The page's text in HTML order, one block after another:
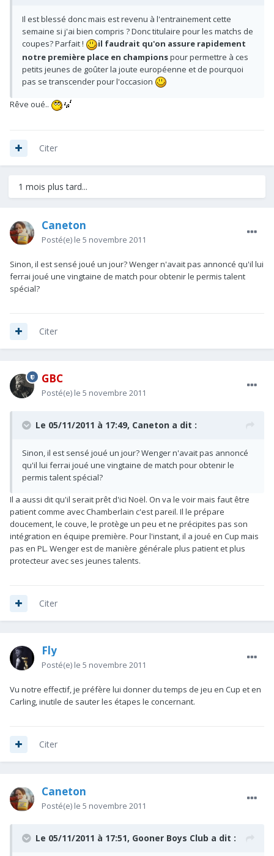
Il est blessé donc mais est revenu à l'entrainement cette
semaine si j'ai bien compris ? Donc titulaire pour les matchs de
coupes? Parfait !
il faudrait qu'on assure rapidement
notre première place en championspour permettre à ces
petits jeunes de goûter la joute européenne et de pourquoi
pas se transcender pour l'occasion
Rêve oué..
Citer
1 mois plus tard...
Caneton
Posté(e) le 5 novembre 2011
Sinon, il est sensé joué un jour? Wenger n'avait pas annoncé qu'il lui
ferrai joué une vingtaine de match pour obtenir le permis talent
spécial?
Citer
GBC
Posté(e) le 5 novembre 2011
Le 05/11/2011 à 17:49, Caneton a dit :
Sinon, il est sensé joué un jour? Wenger n'avait pas annoncé
qu'il lui ferrai joué une vingtaine de match pour obtenir le
permis talent spécial?
Il a aussi dit qu'il serait prêt d'ici Noël. On va le voir mais faut être
patient comme avec Chamberlain c'est pareil. Il le prépare
doucement, le couve, le protège un peu et ne précipites pas son
intégration en équipe première. Pour l'instant, il a joué en Cup mais
pas en PL. Wenger est de manière générale plus patient et plus
protecteur avec ses jeunes talents.
Citer
Fly
Posté(e) le 5 novembre 2011
Vu notre effectif, je préfère lui donner du temps de jeu en Cup et en
Carling, inutile de sauter les étapes le concernant.
Citer
Caneton
Posté(e) le 5 novembre 2011
Le 05/11/2011 à 17:51, Gooner Boys Club a dit :